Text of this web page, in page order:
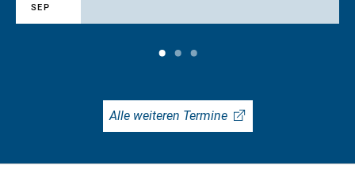
SEP
Alle weiteren Termine